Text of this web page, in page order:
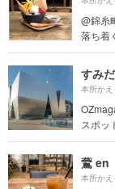
@錦糸
落ち着
すみ
本所か
スポッ
鷰 en
本所か